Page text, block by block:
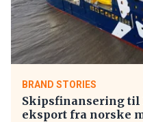
BRAND STORIES
Skipsfinansering til
eksport fra norske